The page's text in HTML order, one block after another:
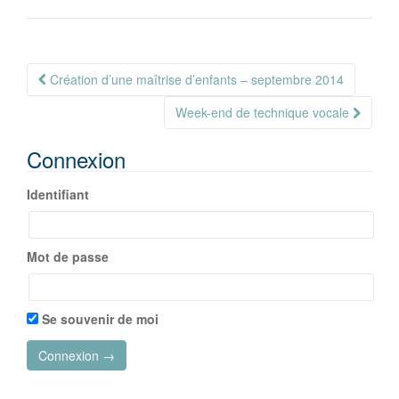
Navigation
Création d’une maîtrise d’enfants – septembre 2014
Week-end de technique vocale
Connexion
Identifiant
Mot de passe
Se souvenir de moi